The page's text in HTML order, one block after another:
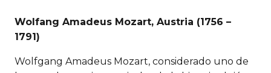
Wolfang Amadeus Mozart, Austria (1756 –
1791)
Wolfgang Amadeus Mozart, considerado uno de